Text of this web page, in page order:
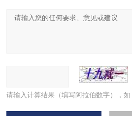
请输入计算结果（填写阿拉伯数字），